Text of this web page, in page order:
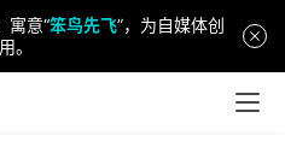
寓意“笨鸟先飞”，为自媒体创
。